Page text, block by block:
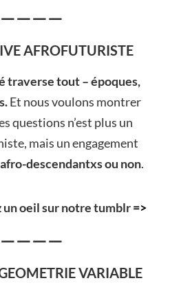
AFROFUTURISTE
traverse tout – époques,
Et nous voulons montrer
questions n’est plus un
mais un engagement
afro-descendantxs ou non.
un oeil sur notre tumblr=>
VARIABLE